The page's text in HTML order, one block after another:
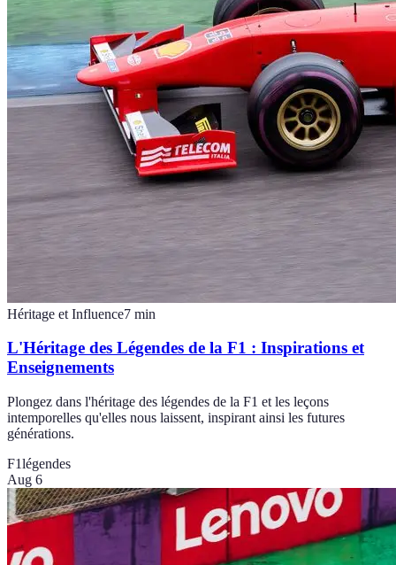
Héritage et Influence7 min
L'Héritage des Légendes de la F1 : Inspirations et
Enseignements
Plongez dans l'héritage des légendes de la F1 et les leçons
intemporelles qu'elles nous laissent, inspirant ainsi les futures
générations.
F1légendes
Aug 6